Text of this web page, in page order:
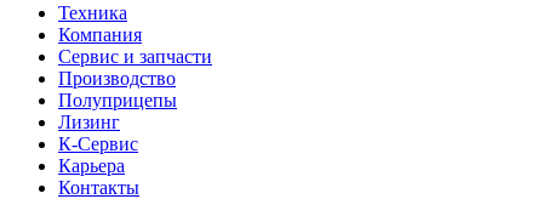
Техника
Компания
Сервис и запчасти
Производство
Полуприцепы
Лизинг
К-Сервис
Карьера
Контакты